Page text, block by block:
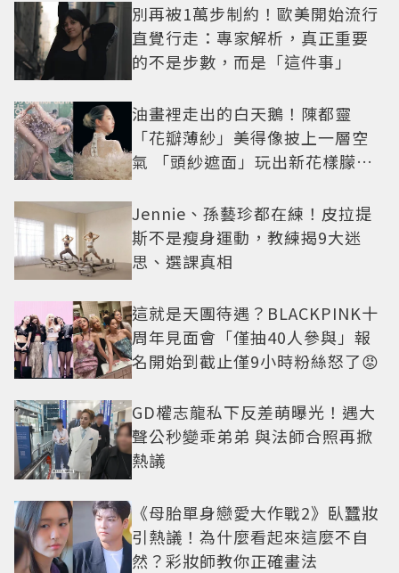
別再被1萬步制約！歐美開始流行
直覺行走：專家解析，真正重要
的不是步數，而是「這件事」
油畫裡走出的白天鵝！陳都靈
「花瓣薄紗」美得像披上一層空
氣 「頭紗遮面」玩出新花樣朦朧
Jennie、孫藝珍都在練！皮拉提
斯不是瘦身運動，教練揭9大迷
思、選課真相
這就是天團待遇？BLACKPINK十
周年見面會「僅抽40人參與」報
名開始到截止僅9小時粉絲怒了😡
GD權志龍私下反差萌曝光！遇大
聲公秒變乖弟弟 與法師合照再掀
熱議
《母胎單身戀愛大作戰2》臥蠶妝
引熱議！為什麼看起來這麼不自
然？彩妝師教你正確畫法